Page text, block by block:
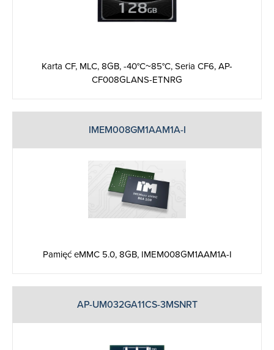
Karta CF, MLC, 8GB, -40°C~85°C, Seria CF6, AP-
CF008GLANS-ETNRG
IMEM008GM1AAM1A-I
Pamięć eMMC 5.0, 8GB, IMEM008GM1AAM1A-I
AP-UM032GA11CS-3MSNRT